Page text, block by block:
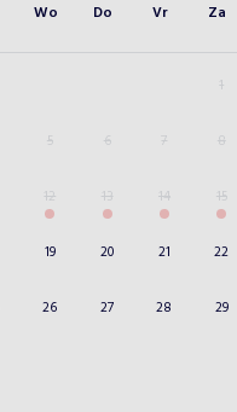
Wo Do Vr Za
1
5 6 7 8
12 13 14 15
19 20 21 22
26 27 28 29